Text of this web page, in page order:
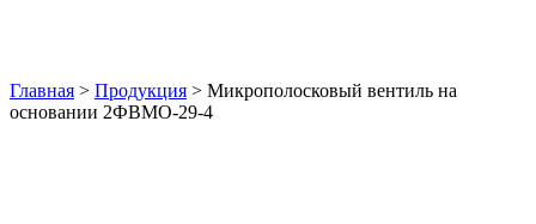
Главная > Продукция > Микрополосковый вентиль на
основании 2ФВМO-29-4